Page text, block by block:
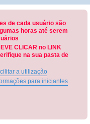
de cada usuário são
horas até serem
CLICAR no LINK
na sua pasta de
a utilização
para iniciantes